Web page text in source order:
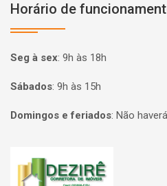
Horário de
Seg à sex: 9h às 18h
Sábados: 9h às 15h
Domingos e feriados: Não
Página inicial